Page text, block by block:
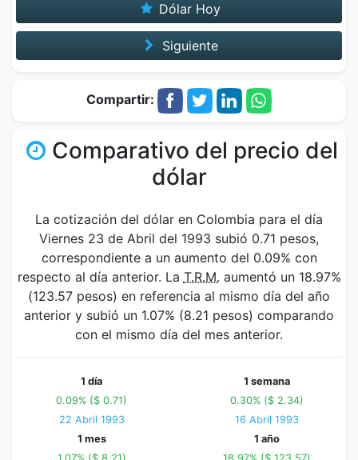
Dólar Hoy
Siguiente
Compartir:
Comparativo del precio del
dólar
La cotización del dólar en Colombia para el día
Viernes 23 de Abril del 1993 subió 0.71 pesos,
correspondiente a un aumento del 0.09% con
respecto al día anterior. La T.R.M. aumentó un 18.97%
(123.57 pesos) en referencia al mismo día del año
anterior y subió un 1.07% (8.21 pesos) comparando
con el mismo día del mes anterior.
1 día
0.09% ($ 0.71)
22 Abril 1993
1 semana
0.30% ($ 2.34)
16 Abril 1993
1 mes
1 año